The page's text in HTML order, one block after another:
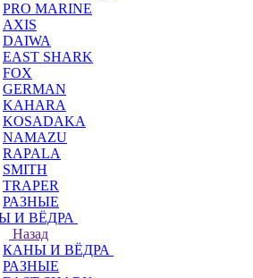
PRO MARINE
AXIS
DAIWA
EAST SHARK
FOX
GERMAN
KAHARA
KOSADAKA
NAMAZU
RAPALA
SMITH
TRAPER
РАЗНЫЕ
И ВЁДРА
Назад
КАНЫ И ВЁДРА
РАЗНЫЕ